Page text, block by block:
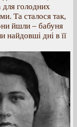
для голодних
Та сталося так,
йшли – бабуня
найдовші дні в її